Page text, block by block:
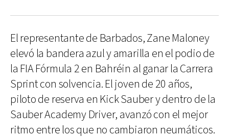
El representante de Barbados, Zane Maloney
elevó la bandera azul y amarilla en el podio de
la FIA Fórmula 2 en Bahréin al ganar la Carrera
Sprint con solvencia. El joven de 20 años,
piloto de reserva en Kick Sauber y dentro de la
Sauber Academy Driver, avanzó con el mejor
ritmo entre los que no cambiaron neumáticos.